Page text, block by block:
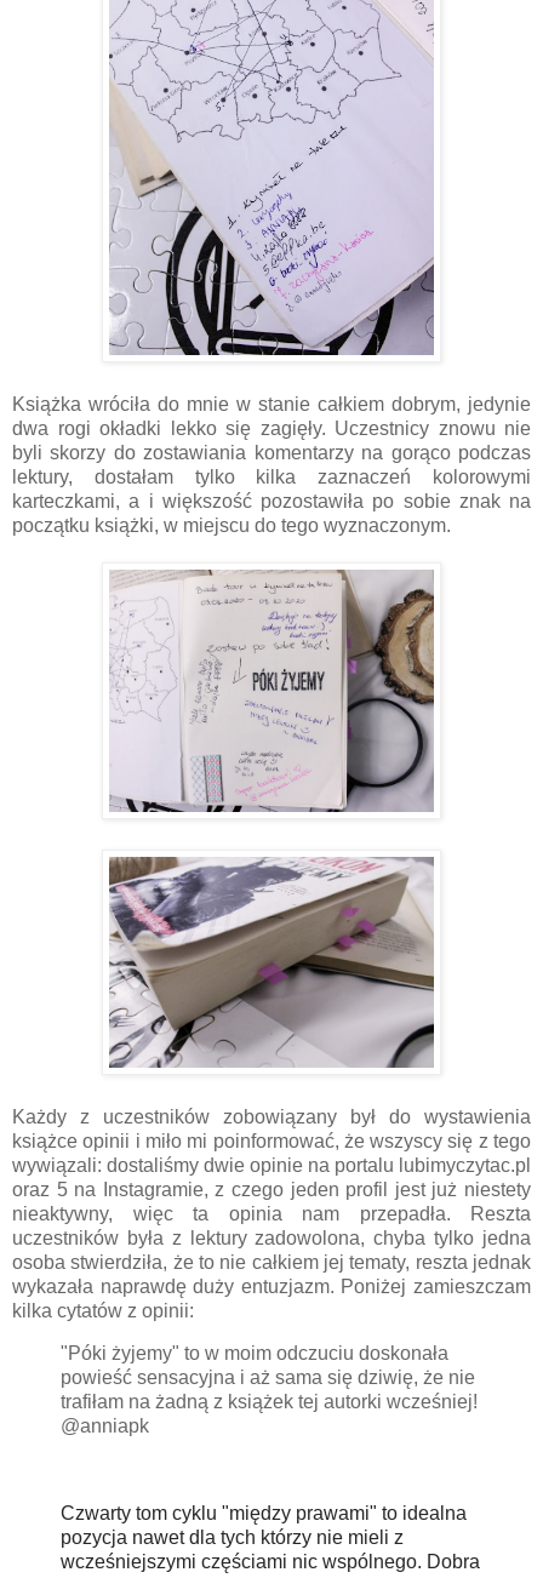
Książka wróciła do mnie w stanie całkiem dobrym, jedynie
dwa rogi okładki lekko się zagięły. Uczestnicy znowu nie
byli skorzy do zostawiania komentarzy na gorąco podczas
lektury, dostałam tylko kilka zaznaczeń kolorowymi
karteczkami, a i większość pozostawiła po sobie znak na
początku książki, w miejscu do tego wyznaczonym.
Każdy z uczestników zobowiązany był do wystawienia
książce opinii i miło mi poinformować, że wszyscy się z tego
wywiązali: dostaliśmy dwie opinie na portalu lubimyczytac.pl
oraz 5 na Instagramie, z czego jeden profil jest już niestety
nieaktywny, więc ta opinia nam przepadła. Reszta
uczestników była z lektury zadowolona, chyba tylko jedna
osoba stwierdziła, że to nie całkiem jej tematy, reszta jednak
wykazała naprawdę duży entuzjazm. Poniżej zamieszczam
kilka cytatów z opinii:
"Póki żyjemy" to w moim odczuciu doskonała
powieść sensacyjna i aż sama się dziwię, że nie
trafiłam na żadną z książek tej autorki wcześniej!
@anniapk
Czwarty tom cyklu "między prawami" to idealna
pozycja nawet dla tych którzy nie mieli z
wcześniejszymi częściami nic wspólnego. Dobra